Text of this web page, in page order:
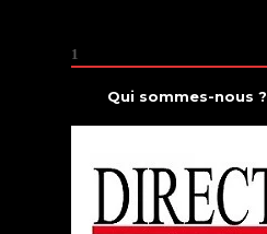
1
Qui sommes-nous ?